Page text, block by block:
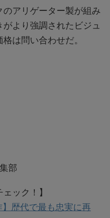
アリゲーター製が組み
より強調されたビジュ
は問い合わせだ。
部
ック！】
歴代で最も忠実に再